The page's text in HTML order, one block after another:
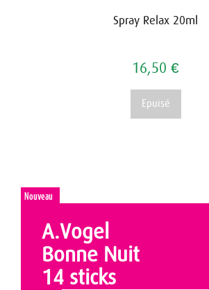
Spray Relax 20ml
16,50 €
Epuisé
Nouveau
A.Vogel
Bonne Nuit
14 sticks